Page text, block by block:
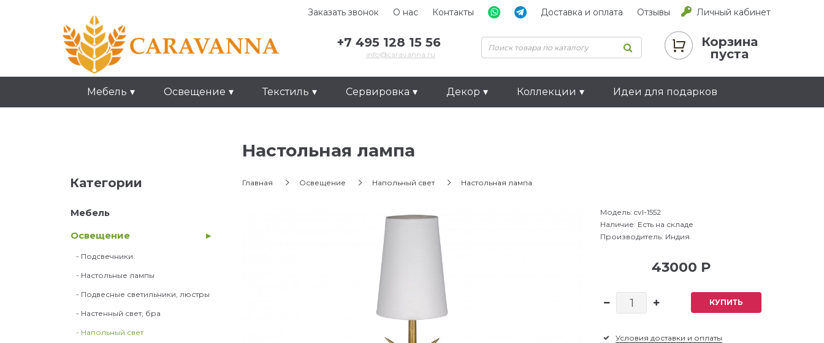
Заказать звонок О нас Контакты Доставка и оплата Отзывы Личный кабинет
+7 495 128 15 56
info@caravanna.ru
Корзина
пуста
Мебель Освещение Текстиль Сервировка Декор Коллекции Идеи для подарков
Категории
Мебель
Освещение
- Подсвечники
- Настольные лампы
- Подвесные светильники, люстры
- Настенный свет, бра
- Напольный свет
Настольная лампа
Главная Освещение Напольный свет Настольная лампа
Модель:cvl-1552
Наличие: Есть на складе
Производитель: Индия
43000 Р
КУПИТЬ
Условия доставки и оплаты